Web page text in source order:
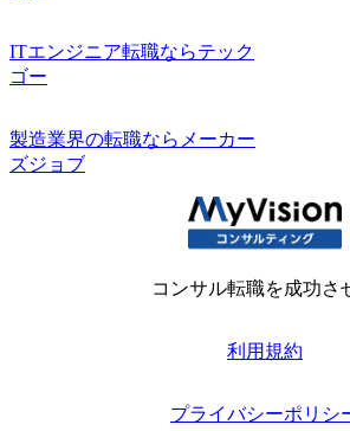
ITエンジニア転職ならテック
ゴー
製造業界の転職ならメーカー
ズジョブ
コンサル転職を成功さ
利用規約
プライバシーポリシ